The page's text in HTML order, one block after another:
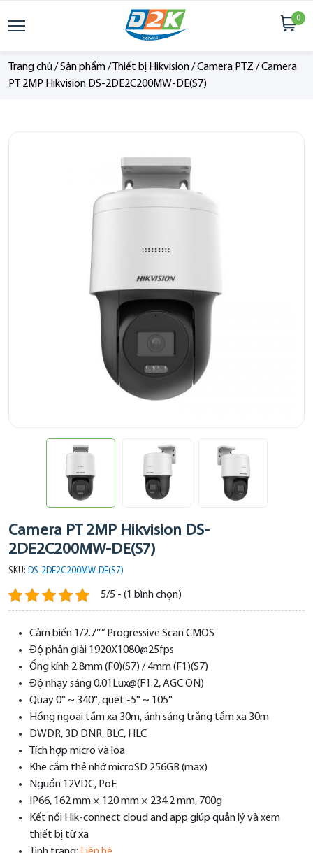
0
Trang chủ/Sản phẩm/ Thiết bị Hikvision/Camera PTZ /Camera
PT 2MP Hikvision DS-2DE2C200MW-DE(S7)
Camera PT 2MP Hikvision DS-
2DE2C200MW-DE(S7)
SKU: DS-2DE2C200MW-DE(S7)
5/5 - (1 bình chọn)
Cảm biến 1/2.7″” Progressive Scan CMOS
Độ phân giải 1920X1080@25fps
Ống kính 2.8mm (F0)(S7) / 4mm (F1)(S7)
Độ nhạy sáng 0.01Lux@(F1.2, AGC ON)
Quay 0° ~ 340°, quét -5° ~ 105°
Hồng ngoại tầm xa 30m, ánh sáng trắng tầm xa 30m
DWDR, 3D DNR, BLC, HLC
Tích hợp micro và loa
Khe cắm thẻ nhớ microSD 256GB (max)
Nguồn 12VDC, PoE
IP66, 162 mm × 120 mm × 234.2 mm, 700g
Kết nối Hik-connect cloud and app giúp quản lý và xem
thiết bị từ xa